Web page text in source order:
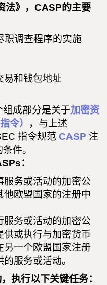
法》，CASP的主要
职调查程序的实施
易和钱包地址
成部分是关于加密资
令）
，与上述
指令规范 CASP 注
件。
：
服务或活动的加密公
他欧盟国家的注册中
服务或活动的加密公
或执行与加密货币
另一个欧盟国家注册
服务或活动。
执行以下关键任务：